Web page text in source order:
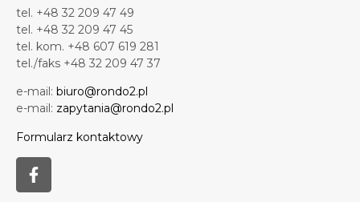
tel. +48 32 209 47 49
tel. +48 32 209 47 45
tel. kom. +48 607 619 281
tel./faks +48 32 209 47 37
e-mail: biuro@rondo2.pl
e-mail: zapytania@rondo2.pl
Formularz kontaktowy